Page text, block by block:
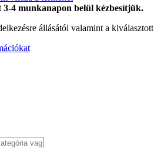
3-4 munkanapon belül kézbesítjük.
állásától valamint a